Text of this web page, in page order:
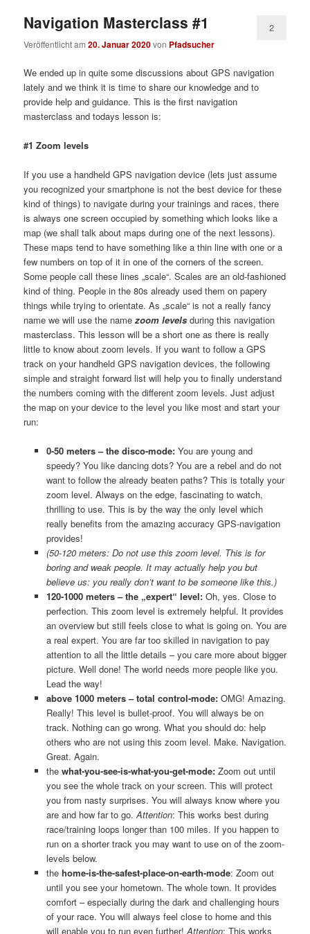
Navigation Masterclass #1
Veröffentlicht am20. Januar 2020von Pfadsucher
2
We ended up in quite some discussions about GPS navigation
lately and we think it is time to share our knowledge and to
provide help and guidance. This is the first navigation
masterclass and todays lesson is:
#1 Zoom levels
If you use a handheld GPS navigation device (lets just assume
you recognized your smartphone is not the best device for these
kind of things) to navigate during your trainings and races, there
is always one screen occupied by something which looks like a
map (we shall talk about maps during one of the next lessons).
These maps tend to have something like a thin line with one or a
few numbers on top of it in one of the corners of the screen.
Some people call these lines „scale“. Scales are an old-fashioned
kind of thing. People in the 80s already used them on papery
things while trying to orientate. As „scale“ is not a really fancy
name we will use the namezoom levels during this navigation
masterclass. This lesson will be a short one as there is really
little to know about zoom levels. If you want to follow a GPS
track on your handheld GPS navigation devices, the following
simple and straight forward list will help you to finally understand
the numbers coming with the different zoom levels. Just adjust
the map on your device to the level you like most and start your
run:
0-50 meters – the disco-mode:You are young and
speedy? You like dancing dots? You are a rebel and do not
want to follow the already beaten paths? This is totally your
zoom level. Always on the edge, fascinating to watch,
thrilling to use. This is by the way the only level which
really benefits from the amazing accuracy GPS-navigation
provides!
(50-120 meters: Do not use this zoom level. This is for
boring and weak people. It may actually help you but
believe us: you really don’t want to be someone like this.)
120-1000 meters – the „expert“ level:Oh, yes. Close to
perfection. This zoom level is extremely helpful. It provides
an overview but still feels close to what is going on. You are
a real expert. You are far too skilled in navigation to pay
attention to all the little details – you care more about bigger
picture. Well done! The world needs more people like you.
Lead the way!
above 1000 meters – total control-mode:OMG! Amazing.
Really! This level is bullet-proof. You will always be on
track. Nothing can go wrong. What you should do: help
others who are not using this zoom level. Make. Navigation.
Great. Again.
thewhat-you-see-is-what-you-get-mode:Zoom out until
you see the whole track on your screen. This will protect
you from nasty surprises. You will always know where you
are and how far to go.Attention: This works best during
race/training loops longer than 100 miles. If you happen to
run on a shorter track you may want to use on of the zoom-
levels below.
the home-is-the-safest-place-on-earth-mode: Zoom out
until you see your hometown. The whole town. It provides
comfort – especially during the dark and challenging hours
of your race. You will always feel close to home and this
will enable you to run even further!Attention: This works